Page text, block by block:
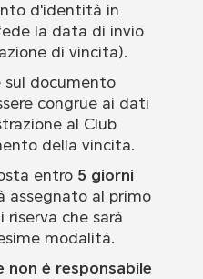
d'identità in
la data di invio
di vincita).
sul documento
congrue ai dati
al Club
della vincita.
entro 5 giorni
assegnato al primo
che sarà
modalità.
è responsabile